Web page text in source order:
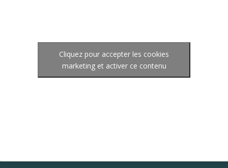
Cliquez pour accepter les cookies
marketing et activer ce contenu